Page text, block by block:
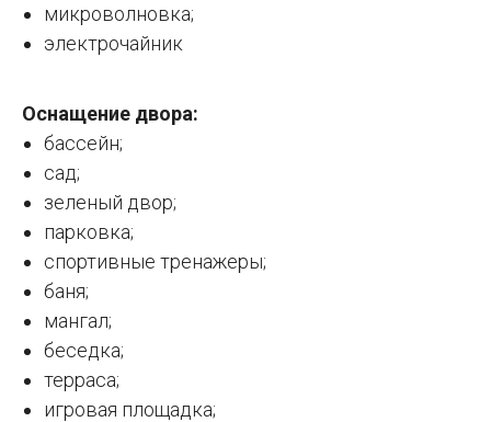
микроволновка;
электрочайник
Оснащение двора:
бассейн;
сад;
зеленый двор;
парковка;
спортивные тренажеры;
баня;
мангал;
беседка;
терраса;
игровая площадка;